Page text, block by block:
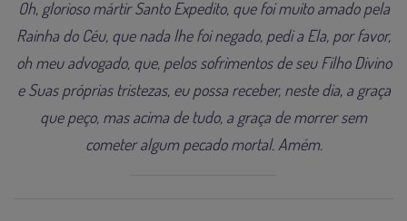
Oh, glorioso mártir Santo Expedito, que foi muito amado pela
Rainha do Céu, que nada lhe foi negado, pedi a Ela, por favor,
oh meu advogado, que, pelos sofrimentos de seu Filho Divino
e Suas próprias tristezas, eu possa receber, neste dia, a graça
que peço, mas acima de tudo, a graça de morrer sem
cometer algum pecado mortal. Amém.